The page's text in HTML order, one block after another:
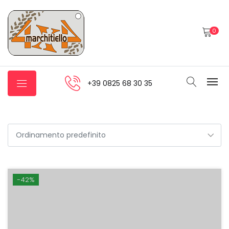
0
+39 0825 68 30 35
-42%